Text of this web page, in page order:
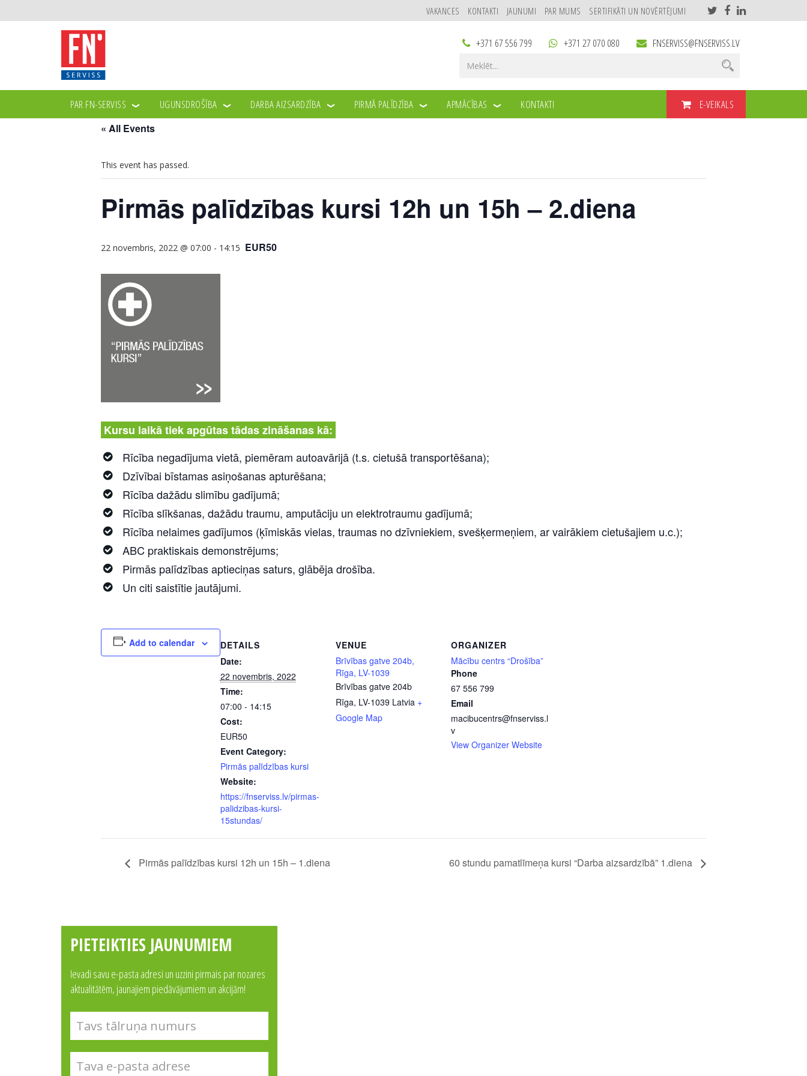
VAKANCES KONTAKTI JAUNUMI PAR MUMS SERTIFIKĀTI UN NOVĒRTĒJUMI
+371 67 556 799 +371 27 070 080 FNSERVISS@FNSERVISS.LV
PAR FN-SERVISS UGUNSDROŠĪBA DARBA AIZSARDZĪBA PIRMĀ PALĪDZĪBA APMĀCĪBAS KONTAKTI
E-VEIKALS
« All Events
This event has passed.
Pirmās palīdzības kursi 12h un 15h – 2.diena
22 novembris, 2022 @ 07:00 - 14:15 EUR50
Kursu laikā tiek apgūtas tādas zināšanas kā:
Rīcība negadījuma vietā, piemēram autoavārijā (t.s. cietušā transportēšana);
Dzīvībai bīstamas asiņošanas apturēšana;
Rīcība dažādu slimību gadījumā;
Rīcība slīkšanas, dažādu traumu, amputāciju un elektrotraumu gadījumā;
Rīcība nelaimes gadījumos (ķīmiskās vielas, traumas no dzīvniekiem, svešķermeņiem, ar vairākiem cietušajiem u.c.);
ABC praktiskais demonstrējums;
Pirmās palīdzības aptieciņas saturs, glābēja drošība.
Un citi saistītie jautājumi.
Add to calendar
DETAILS
Date:
22 novembris, 2022
Time:
07:00 - 14:15
Cost:
EUR50
Event Category:
Pirmās palīdzības kursi
Website:
https://fnserviss.lv/pirmas-
palidzibas-kursi-
15stundas/
VENUE
Brīvības gatve 204b,
Rīga, LV-1039
Brīvības gatve 204b
Rīga, LV-1039 Latvia +
Google Map
ORGANIZER
Mācību centrs “Drošība”
Phone
67 556 799
Email
macibucentrs@fnserviss.l
v
View Organizer Website
Pirmās palīdzības kursi 12h un 15h – 1.diena 60 stundu pamatlīmeņa kursi “Darba aizsardzībā” 1.diena
PIETEIKTIES JAUNUMIEM
Ievadi savu e-pasta adresi un uzzini pirmais par nozares
aktualitātēm, jaunajiem piedāvājumiem un akcijām!